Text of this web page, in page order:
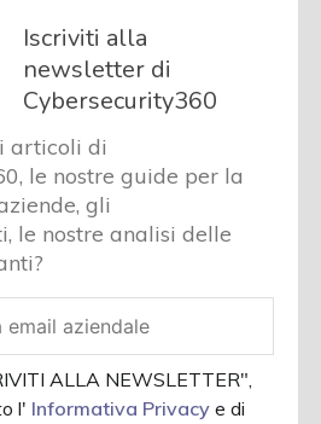
Iscriviti alla
newsletter di
Cybersecurity360
articoli di
le nostre guide per la
gli
le nostre analisi delle
ALLA NEWSLETTER",
l' Informativa Privacye di